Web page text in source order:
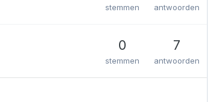
stemmen antwoorden
0
stemmen
7
antwoorden